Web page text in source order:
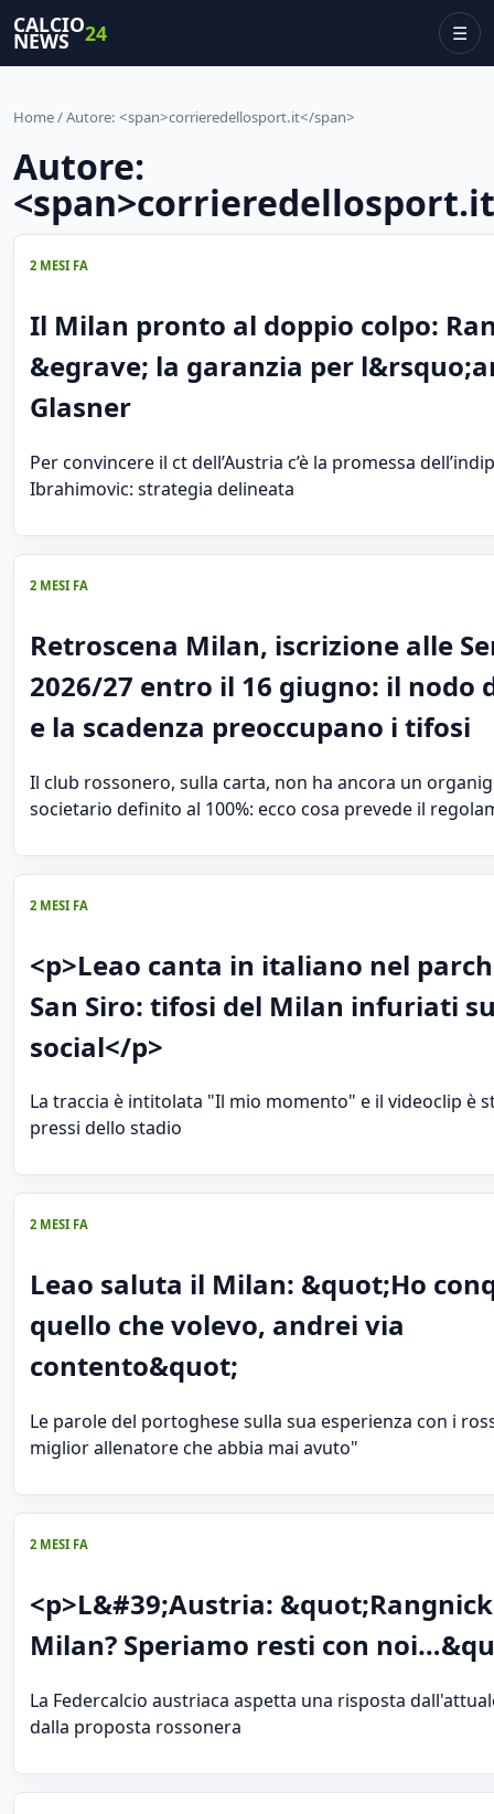
CALCIO
NEWS 24 ☰
Home/ Autore: <span>corrieredellosport.it</span>
Autore:
2 MESI FA
Il Milan pronto al doppio colpo:
&egrave; la garanzia per
Glasner
Per convincere il ct dell’Austria c’è la promessa
Ibrahimovic: strategia delineata
2 MESI FA
Retroscena Milan, iscrizione alle
2026/27 entro il 16 giugno: il nodo
e la scadenza preoccupano i tifosi
Il club rossonero, sulla carta, non ha ancora un
societario definito al 100%: ecco cosa prevede il
2 MESI FA
<p>Leao canta in italiano nel
San Siro: tifosi del Milan infuriati
social</p>
La traccia è intitolata "Il mio momento" e il videoclip è
pressi dello stadio
2 MESI FA
Leao saluta il Milan: &quot;Ho
quello che volevo, andrei via
contento&quot;
Le parole del portoghese sulla sua esperienza con i
miglior allenatore che abbia mai avuto"
2 MESI FA
<p>L&#39;Austria:
Milan? Speriamo resti con
La Federcalcio austriaca aspetta una risposta
dalla proposta rossonera